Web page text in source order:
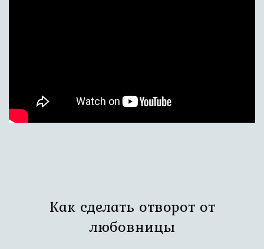
Как сделать отворот от
любовницы